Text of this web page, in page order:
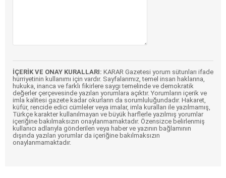
İÇERİK VE ONAY KURALLARI: KARAR Gazetesi yorum sütunları ifade
hürriyetinin kullanımı için vardır. Sayfalarımız, temel insan haklarına,
hukuka, inanca ve farklı fikirlere saygı temelinde ve demokratik
değerler çerçevesinde yazılan yorumlara açıktır. Yorumların içerik ve
imla kalitesi gazete kadar okurların da sorumluluğundadır. Hakaret,
küfür, rencide edici cümleler veya imalar, imla kuralları ile yazılmamış,
Türkçe karakter kullanılmayan ve büyük harflerle yazılmış yorumlar
içeriğine bakılmaksızın onaylanmamaktadır. Özensizce belirlenmiş
kullanıcı adlarıyla gönderilen veya haber ve yazının bağlamının
dışında yazılan yorumlar da içeriğine bakılmaksızın
onaylanmamaktadır.